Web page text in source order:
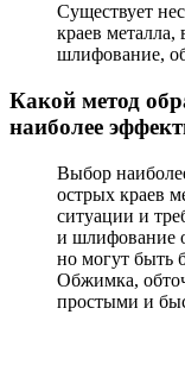
Существует
краев металла,
шлифование,
Какой метод
наиболее
Выбор
острых краев
ситуации и
и шлифование
но могут быть
Обжимка,
простыми и